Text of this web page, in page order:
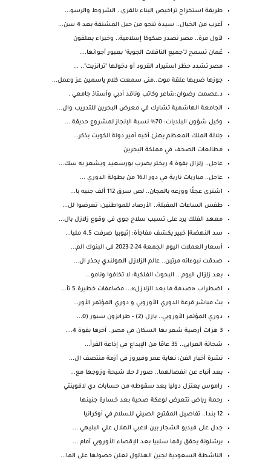
طريقة استخراج تراخيص البناء بالقرى.. الشروط والرسو...
أغرب من الخيال.. سيدة تنجو من حبل المشنقة بعد 4 سن...
لأول مرة.. مصر تصدر صكوكا إسلامية.. وخبراء يعلقون
عُمان تسمح لـ"جميع الناقلات الجوية" بعبور أجوائها....
مصر تشدد حظر استيراد القرود أو دخولها "ترانزيت".. ...
جوزها ضربها علقة موت..منى سمعت كلام ياسمين عز وعمل...
د.عصمت رضوان:شاعر وكاتب وناقد أدبي وأستاذ جامعي .
الجامعة الهاشمية تشارك في معرض البحرين للتدريب وال...
وكيل شؤون البلديات: 70% نسبة الإنجاز لمشروع حديقة ...
جلالة الملك المعظم يهنئ أخيه أمير دولة الكويت بذكر...
مطالعات الصحف في مملكة البحرين
عاجل.. زلزال بقوة 4 ريختر يضرب بورسعيد ويشعر به سك...
عاجل.. مباريات نارية في دور الـ16 من بطولة الدوري ...
اشترى عجلًا ووزعه بالمجان.. لص سرق 112 ألف جنيه با...
طقس الساعات المقبلة.. الأرصاد للمواطنين: تعرضوا لل...
معهد الفلك يرد على تسبب سلاح جوي في وقوع زلازل بال...
سد النهضة| خبير يكشف مفاجأة: إثيوبيا صرفت 4.5 مليا...
أسعار العملات اليوم الجمعة 24-2-2023 فى البنوك الم...
صدقت نبوءاته مرتين.. عالم الزلازل الهولندي يحذر ال...
بعد زلزال اليوم .. البحوث الفلكية: لا تخافوا ونامو...
اضطراب «صدمة ما بعد الزلازل»... مضاعفات خطيرة 5 تأ...
بث مباشر قرعة الدوري الأوروبي و دوري المؤتمر الأور...
دوري المؤتمر الأوروبي.. بازل (2) - طرابزون سبور (0...
3 هزات أرضية شعر بها السكان في مصر.. آخرها بقوة 4....
شحاتة العرابي.. 35 عامًا من الإبداع في إذاعة القرآ...
نشرة أخبار الفن: نهاية عمر وفيروز في أزمة منتصف ال...
بعد أنباء عن انفصالهما.. صور لـ حلا شيحة وزوجها مع...
راموس يعتزل دوليا بعد سقوطه من حسابات دي لافوينتي
رحمة رياض تتعرض لوعكة صحية بعد خسارة جنينها
12 بندا.. تفاصيل المقترح الصيني للسلام في أوكرانيا
جدل على فيديو الشجار بين لاعبي الهلال علي البليهي ...
برشلونة يحقق رقما سلبيا بعد الإقصاء الأوروبي أمام ...
الناشطة السعودية لجين الهذلول تعلن حصولها على الما...